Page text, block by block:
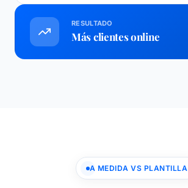
RESULTADO
Más clientes online
A MEDIDA VS PLANTILLA